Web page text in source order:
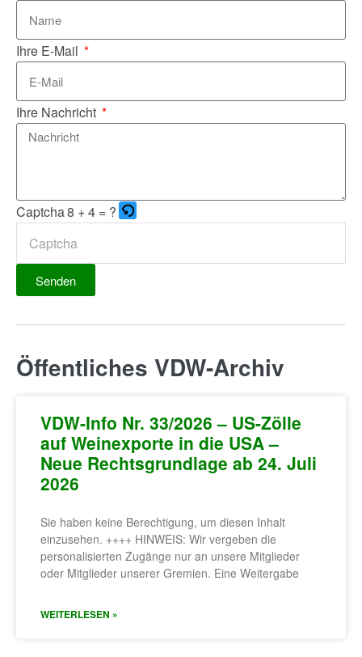
Ihre E-Mail
Ihre Nachricht
Captcha8 + 4 = ?
Senden
Öffentliches VDW-Archiv
VDW-Info Nr. 33/2026 – US-Zölle
auf Weinexporte in die USA –
Neue Rechtsgrundlage ab 24. Juli
2026
Sie haben keine Berechtigung, um diesen Inhalt
einzusehen. ++++ HINWEIS: Wir vergeben die
personalisierten Zugänge nur an unsere Mitglieder
oder Mitglieder unserer Gremien. Eine Weitergabe
WEITERLESEN »